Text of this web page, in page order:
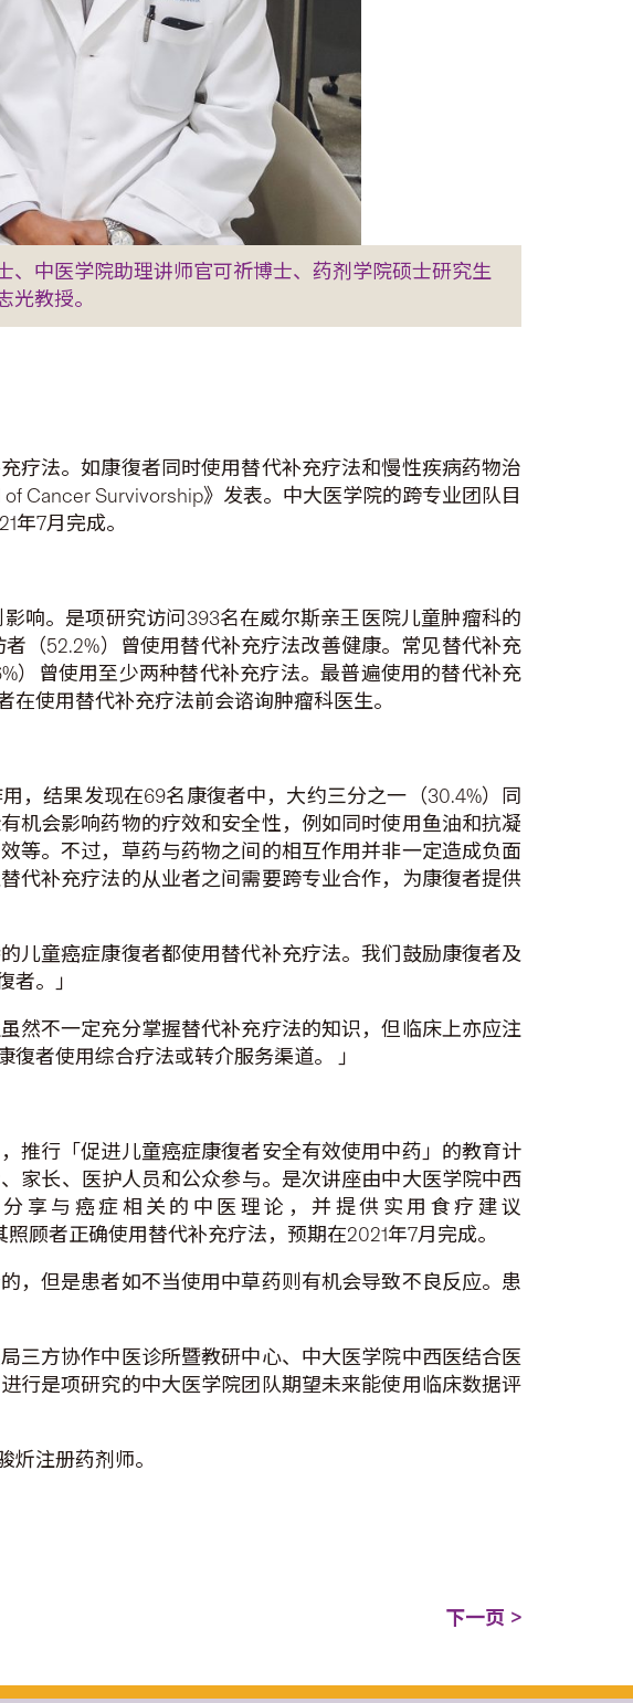
中医学院助理讲师官可祈博士、药剂学院硕士研究生
教授。
疗法。如康復者同时使用替代补充疗法和慢性疾病药物治
Cancer Survivorship》发表。中大医学院的跨专业团队目
7月完成。
响。是项研究访问393名在威尔斯亲王医院儿童肿瘤科的
（52.2%）曾使用替代补充疗法改善健康。常见替代补充
）曾使用至少两种替代补充疗法。最普遍使用的替代补充
使用替代补充疗法前会谘询肿瘤科医生。
，结果发现在69名康復者中，大约三分之一（30.4%）同
机会影响药物的疗效和安全性，例如同时使用鱼油和抗凝
等。不过，草药与药物之间的相互作用并非一定造成负面
代补充疗法的从业者之间需要跨专业合作，为康復者提供
儿童癌症康復者都使用替代补充疗法。我们鼓励康復者及
。」
然不一定充分掌握替代补充疗法的知识，但临床上亦应注
者使用综合疗法或转介服务渠道。 」
推行「促进儿童癌症康復者安全有效使用中药」的教育计
家长、医护人员和公众参与。是次讲座由中大医学院中西
享与癌症相关的中医理论，并提供实用食疗建议
顾者正确使用替代补充疗法，预期在2021年7月完成。
，但是患者如不当使用中草药则有机会导致不良反应。患
三方协作中医诊所暨教研中心、中大医学院中西医结合医
行是项研究的中大医学院团队期望未来能使用临床数据评
注册药剂师。
下一页 >